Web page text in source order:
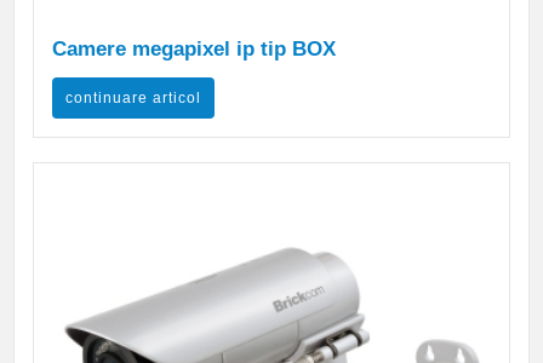
Camere megapixel ip tip BOX
continuare articol